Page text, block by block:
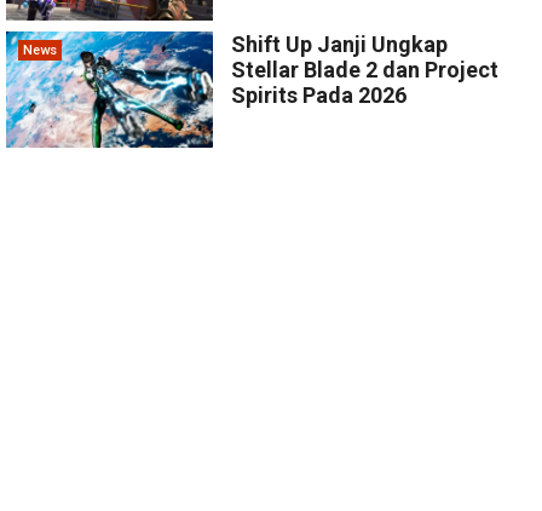
News
Shift Up Janji Ungkap
Stellar Blade 2 dan Project
Spirits Pada 2026